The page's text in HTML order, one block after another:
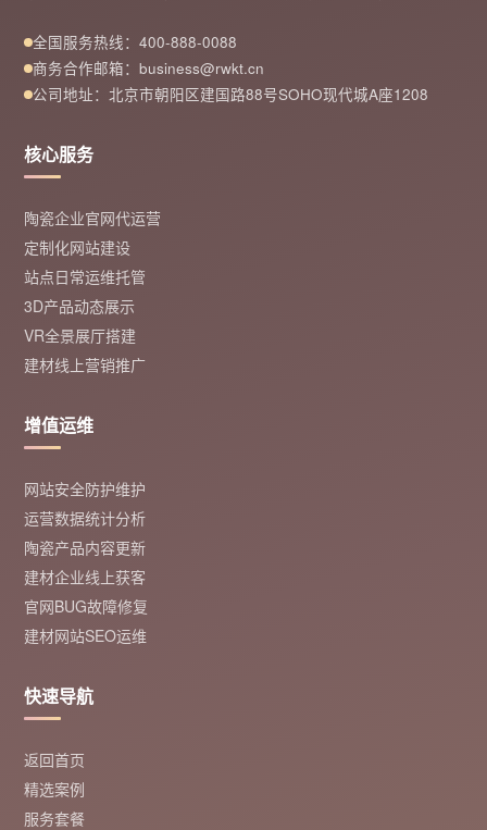
全国服务热线：400-888-0088
商务合作邮箱：business@rwkt.cn
公司地址：北京市朝阳区建国路88号SOHO现代城A座1208
核心服务
陶瓷企业官网代运营
定制化网站建设
站点日常运维托管
3D产品动态展示
VR全景展厅搭建
建材线上营销推广
增值运维
网站安全防护维护
运营数据统计分析
陶瓷产品内容更新
建材企业线上获客
官网BUG故障修复
建材网站SEO运维
快速导航
返回首页
精选案例
服务套餐